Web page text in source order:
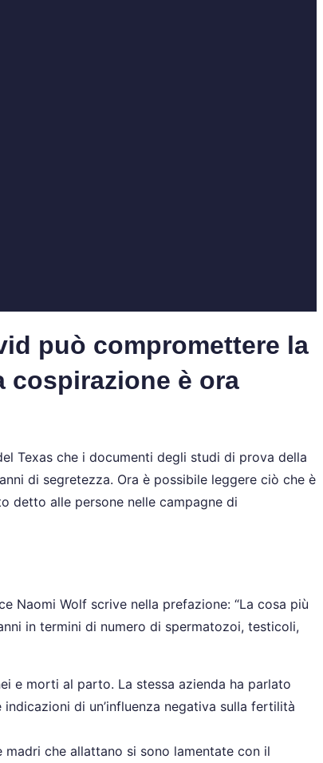
può compromettere la
cospirazione è ora
Texas che i documenti degli studi di prova della
di segretezza. Ora è possibile leggere ciò che è
detto alle persone nelle campagne di
Naomi Wolf scrive nella prefazione: “La cosa più
in termini di numero di spermatozoi, testicoli,
e morti al parto. La stessa azienda ha parlato
di un’influenza negativa sulla fertilità
madri che allattano si sono lamentate con il